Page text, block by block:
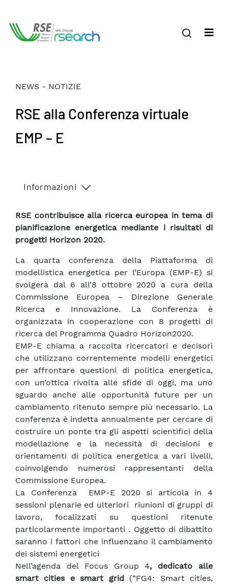
NEWS - NOTIZIE
RSE alla Conferenza virtuale
EMP – E
Informazioni
RSE contribuisce alla ricerca europea in tema di
pianificazione energetica mediante i risultati di
progetti Horizon 2020.
La quarta conferenza della Piattaforma di
modellistica energetica per l’Europa (EMP-E) si
svolgerà dal 6 all’8 ottobre 2020 a cura della
Commissione Europea – Direzione Generale
Ricerca e Innovazione. La Conferenza è
organizzata in cooperazione con 8 progetti di
ricerca del Programma Quadro Horizon2020.
EMP-E chiama a raccolta ricercatori e decisori
che utilizzano correntemente modelli energetici
per affrontare questioni di politica energetica,
con un’ottica rivolta alle sfide di oggi, ma uno
sguardo anche alle opportunità future per un
cambiamento ritenuto sempre più necessario. La
conferenza è indetta annualmente per cercare di
costruire un ponte tra gli aspetti scientifici della
modellazione e la necessità di decisioni e
orientamenti di politica energetica a vari livelli,
coinvolgendo numerosi rappresentanti della
Commissione Europea.
La Conferenza EMP-E 2020 si articola in 4
sessioni plenarie ed ulteriori riunioni di gruppi di
lavoro, focalizzati su questioni ritenute
particolarmente importanti . Oggetto di dibattito
saranno i fattori che influenzano il cambiamento
dei sistemi energetici
Nell’agenda del Focus Group 4, dedicato alle
smart cities e smart grid (“FG4: Smart cities,